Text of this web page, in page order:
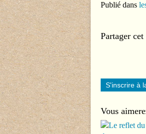
Publié dans
Partager
S'inscrire à
Vous